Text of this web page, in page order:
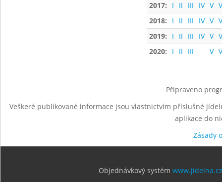
2017:
I II III IV V
2018:
I II III IV V
2019:
I II III IV V
2020:
I II III V
Připraveno
Veškeré publikované informace jsou vlastnictvím příslušné
aplikace do
Zásady
Objednávkový systém www.jidelna.cz